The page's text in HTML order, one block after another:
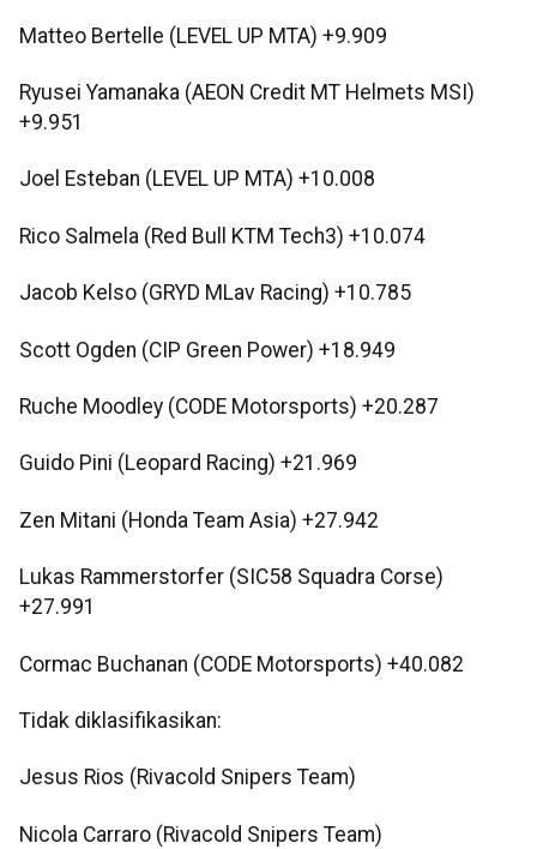
Matteo Bertelle (LEVEL UP MTA) +9.909
Ryusei Yamanaka (AEON Credit MT Helmets MSI)
+9.951
Joel Esteban (LEVEL UP MTA) +10.008
Rico Salmela (Red Bull KTM Tech3) +10.074
Jacob Kelso (GRYD MLav Racing) +10.785
Scott Ogden (CIP Green Power) +18.949
Ruche Moodley (CODE Motorsports) +20.287
Guido Pini (Leopard Racing) +21.969
Zen Mitani (Honda Team Asia) +27.942
Lukas Rammerstorfer (SIC58 Squadra Corse)
+27.991
Cormac Buchanan (CODE Motorsports) +40.082
Tidak diklasifikasikan:
Jesus Rios (Rivacold Snipers Team)
Nicola Carraro (Rivacold Snipers Team)